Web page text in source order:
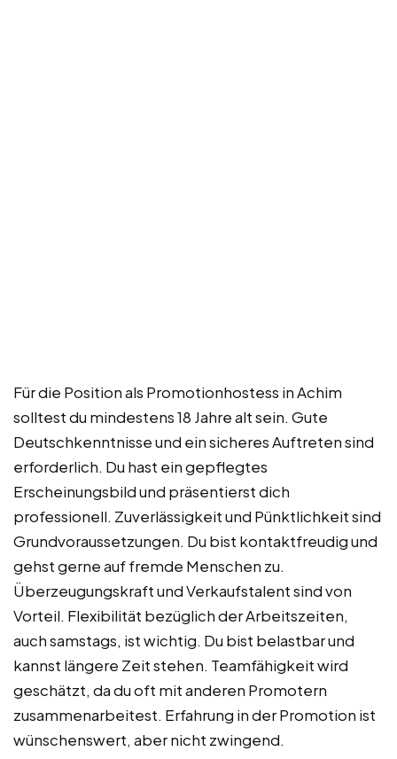
Für die Position als Promotionhostess in Achim
solltest du mindestens 18 Jahre alt sein. Gute
Deutschkenntnisse und ein sicheres Auftreten sind
erforderlich. Du hast ein gepflegtes
Erscheinungsbild und präsentierst dich
professionell. Zuverlässigkeit und Pünktlichkeit sind
Grundvoraussetzungen. Du bist kontaktfreudig und
gehst gerne auf fremde Menschen zu.
Überzeugungskraft und Verkaufstalent sind von
Vorteil. Flexibilität bezüglich der Arbeitszeiten,
auch samstags, ist wichtig. Du bist belastbar und
kannst längere Zeit stehen. Teamfähigkeit wird
geschätzt, da du oft mit anderen Promotern
zusammenarbeitest. Erfahrung in der Promotion ist
wünschenswert, aber nicht zwingend.